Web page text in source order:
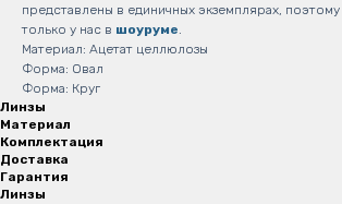
представлены в единичных экземплярах,
только у нас в шоуруме.
Материал: Ацетат целлюлозы
Форма: Овал
Форма: Круг
Линзы
Материал
Комплектация
Доставка
Гарантия
Линзы